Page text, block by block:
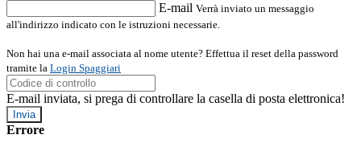
E-mail Verrà inviato un messaggio
all'indirizzo indicato con le istruzioni necessarie.
Non hai una e-mail associata al nome utente? Effettua il reset della password
tramite la Login Spaggiari
E-mail inviata, si prega di controllare la casella di posta elettronica!
Errore